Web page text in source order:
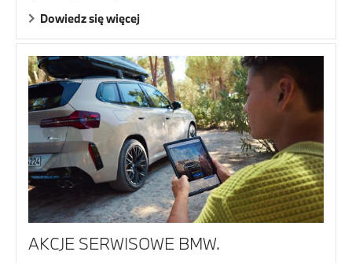
Dowiedz się więcej
AKCJE SERWISOWE BMW.